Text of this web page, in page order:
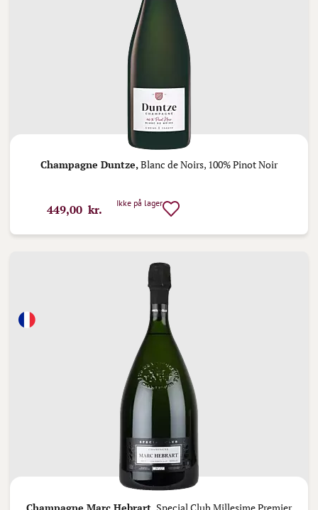
Champagne Duntze,Blanc de Noirs, 100% Pinot Noir
449,00 kr. Ikke på lager
Champagne Marc Hebrart, Special Club Millesime Premier